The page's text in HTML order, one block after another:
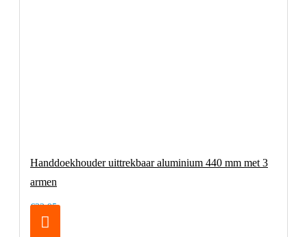
Handdoekhouder uittrekbaar aluminium 440 mm met 3
armen
€32,95